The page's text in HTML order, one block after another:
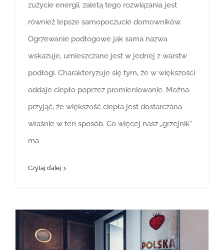
zużycie energii, zaletą tego rozwiązania jest
również lepsze samopoczucie domowników.
Ogrzewanie podłogowe jak sama nazwa
wskazuje, umieszczane jest w jednej z warstw
podłogi. Charakteryzuje się tym, że w większości
oddaje ciepło poprzez promieniowanie. Można
przyjąć, że większość ciepła jest dostarczana
właśnie w ten sposób. Co więcej nasz „grzejnik”
ma
Czytaj dalej